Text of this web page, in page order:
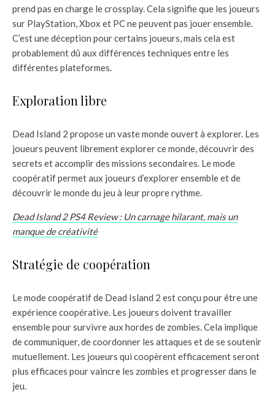
prend pas en charge le crossplay. Cela signifie que les joueurs
sur PlayStation, Xbox et PC ne peuvent pas jouer ensemble.
C’est une déception pour certains joueurs, mais cela est
probablement dû aux différences techniques entre les
différentes plateformes.
Exploration libre
Dead Island 2 propose un vaste monde ouvert à explorer. Les
joueurs peuvent librement explorer ce monde, découvrir des
secrets et accomplir des missions secondaires. Le mode
coopératif permet aux joueurs d’explorer ensemble et de
découvrir le monde du jeu à leur propre rythme.
Dead Island 2 PS4 Review : Un carnage hilarant, mais un
manque de créativité
Stratégie de coopération
Le mode coopératif de Dead Island 2 est conçu pour être une
expérience coopérative. Les joueurs doivent travailler
ensemble pour survivre aux hordes de zombies. Cela implique
de communiquer, de coordonner les attaques et de se soutenir
mutuellement. Les joueurs qui coopèrent efficacement seront
plus efficaces pour vaincre les zombies et progresser dans le
jeu.